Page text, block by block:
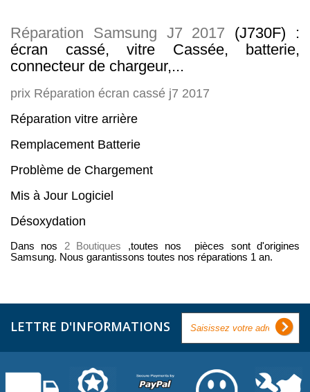
Réparation Samsung J7 2017 (J730F) :
écran cassé, vitre Cassée, batterie,
connecteur de chargeur,...
prix Réparation écran cassé j7 2017
Réparation vitre arrière
Remplacement Batterie
Problème de Chargement
Mis à Jour Logiciel
Désoxydation
Dans nos 2 Boutiques ,toutes nos pièces sont d'origines
Samsung. Nous garantissons toutes nos réparations 1 an.
LETTRE D'INFORMATIONS